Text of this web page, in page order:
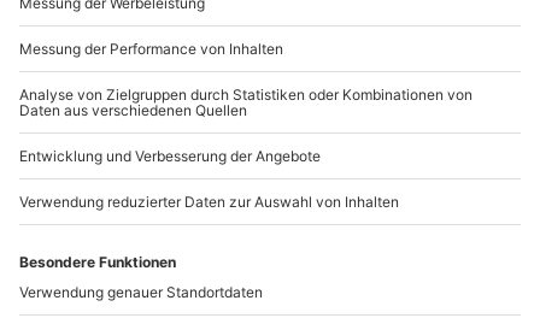
Vergoldungs-
Farchant
Babybauch